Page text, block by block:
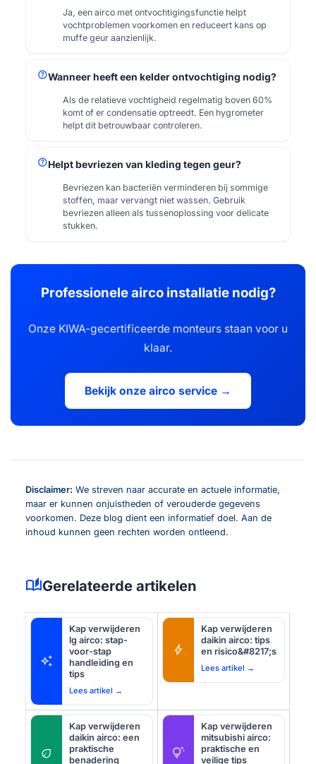
Ja, een airco met ontvochtigingsfunctie helpt
vochtproblemen voorkomen en reduceert kans op
muffe geur aanzienlijk.
helpWanneer heeft een kelder ontvochtiging nodig?
Als de relatieve vochtigheid regelmatig boven 60%
komt of er condensatie optreedt. Een hygrometer
helpt dit betrouwbaar controleren.
helpHelpt bevriezen van kleding tegen geur?
Bevriezen kan bacteriën verminderen bij sommige
stoffen, maar vervangt niet wassen. Gebruik
bevriezen alleen als tussenoplossing voor delicate
stukken.
Professionele airco installatie nodig?
Onze KIWA-gecertificeerde monteurs staan voor u
klaar.
Bekijk onze airco service →
Disclaimer: We streven naar accurate en actuele informatie,
maar er kunnen onjuistheden of verouderde gegevens
voorkomen. Deze blog dient een informatief doel. Aan de
inhoud kunnen geen rechten worden ontleend.
auto_storiesGerelateerde artikelen
auto_awesome
Kap verwijderen
lg airco: stap-
voor-stap
handleiding en
tips
Lees artikel →
bolt
Kap verwijderen
daikin airco: tips
en risico&#8217;s
Lees artikel →
eco
Kap verwijderen
daikin airco: een
praktische
benadering
tips_and_updates
Kap verwijderen
mitsubishi airco:
praktische en
veilige tips